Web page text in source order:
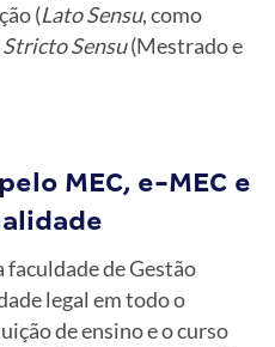
(Lato Sensu, como
Stricto Sensu(Mestrado e
MEC, e-MEC e
faculdade de Gestão
legal em todo o
de ensino e o curso